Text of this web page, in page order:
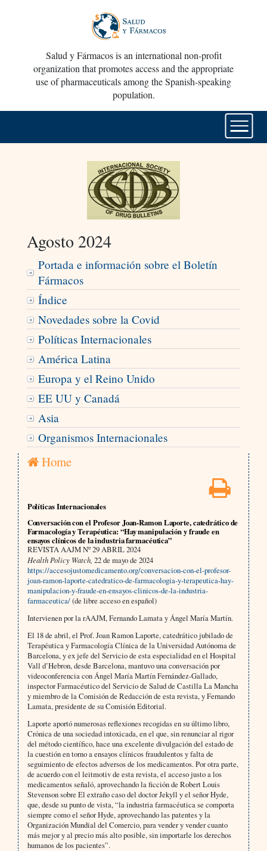
Salud y Fármacos is an international non-profit
organization that promotes access and the appropriate
use of pharmaceuticals among the Spanish-speaking
population.
Agosto 2024
Portada e información sobre el Boletín
Fármacos
Índice
Novedades sobre la Covid
Políticas Internacionales
América Latina
Europa y el Reino Unido
EE UU y Canadá
Asia
Organismos Internacionales
Home
Políticas Internacionales
Conversación con el Profesor Joan-Ramon Laporte, catedrático de
Farmacología y Terapéutica: “Hay manipulación y fraude en
ensayos clínicos de la industria farmacéutica”
REVISTA AAJM Nº 29 ABRIL 2024
Health Policy Watch, 22 de mayo de 2024
https://accesojustomedicamento.org/conversacion-con-el-profesor-
joan-ramon-laporte-catedratico-de-farmacologia-y-terapeutica-hay-
manipulacion-y-fraude-en-ensayos-clinicos-de-la-industria-
farmaceutica/(de libre acceso en español)
Intervienen por la rAAJM, Fernando Lamata y Ángel María Martín.
El 18 de abril, el Prof. Joan Ramon Laporte, catedrático jubilado de
Terapéutica y Farmacología Clínica de la Universidad Autónoma de
Barcelona, y ex jefe del Servicio de esta especialidad en el Hospital
Vall d’Hebron, desde Barcelona, mantuvo una conversación por
videoconferencia con Ángel María Martín Fernández-Gallado,
inspector Farmacéutico del Servicio de Salud de Castilla La Mancha
y miembro de la Comisión de Redacción de esta revista, y Fernando
Lamata, presidente de su Comisión Editorial.
Laporte aportó numerosas reflexiones recogidas en su último libro,
Crónica de una sociedad intoxicada, en el que, sin renunciar al rigor
del método científico, hace una excelente divulgación del estado de
la cuestión en torno a ensayos clínicos fraudulentos y falta de
seguimiento de efectos adversos de los medicamentos. Por otra parte,
de acuerdo con el leitmotiv de esta revista, el acceso justo a los
medicamentos señaló, aprovechando la ficción de Robert Louis
Stevenson sobre El extraño caso del doctor Jekyll y el señor Hyde,
que, desde su punto de vista, “la industria farmacéutica se comporta
siempre como el señor Hyde, aprovechando las patentes y la
Organización Mundial del Comercio, para vender y vender cuanto
más mejor y al precio más alto posible, sin importarle los derechos
humanos de los pacientes”.